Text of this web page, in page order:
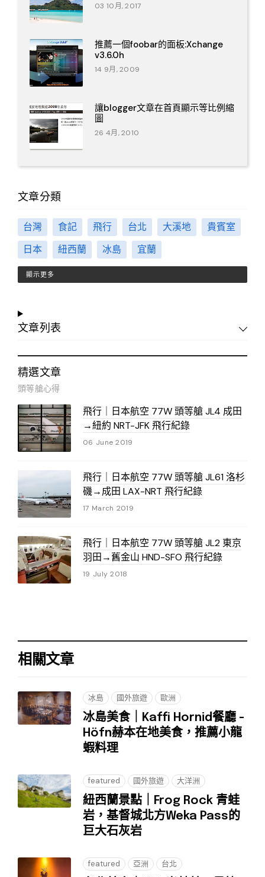
03 10月, 2017
推薦一個foobar的面板:Xchange
v3.6.0h
14 9月, 2009
讓blogger文章在首頁顯示等比例縮
圖
26 4月, 2010
文章分類
台灣 食記 飛行 台北 大溪地
貴賓室
日本
紐西蘭 冰島 宜蘭
顯示更多
文章列表
精選文章
頭等艙心得
飛行｜日本航空 77W 頭等艙 JL4 成田
→紐約 NRT-JFK 飛行紀錄
06 June 2019
飛行｜日本航空 77W 頭等艙 JL61 洛杉
磯→成田 LAX-NRT 飛行紀錄
17 March 2019
飛行｜日本航空 77W 頭等艙 JL2 東京
羽田→舊金山 HND-SFO 飛行紀錄
19 July 2018
相關文章
冰島 國外旅遊 歐洲
冰島美食｜Kaffi Hornid餐廳 -
Höfn赫本在地美食，推薦小龍
蝦料理
featured 國外旅遊 大洋洲
紐西蘭景點｜Frog Rock 青蛙
岩，基督城北方Weka Pass的
巨大石灰岩
featured 亞洲 台北